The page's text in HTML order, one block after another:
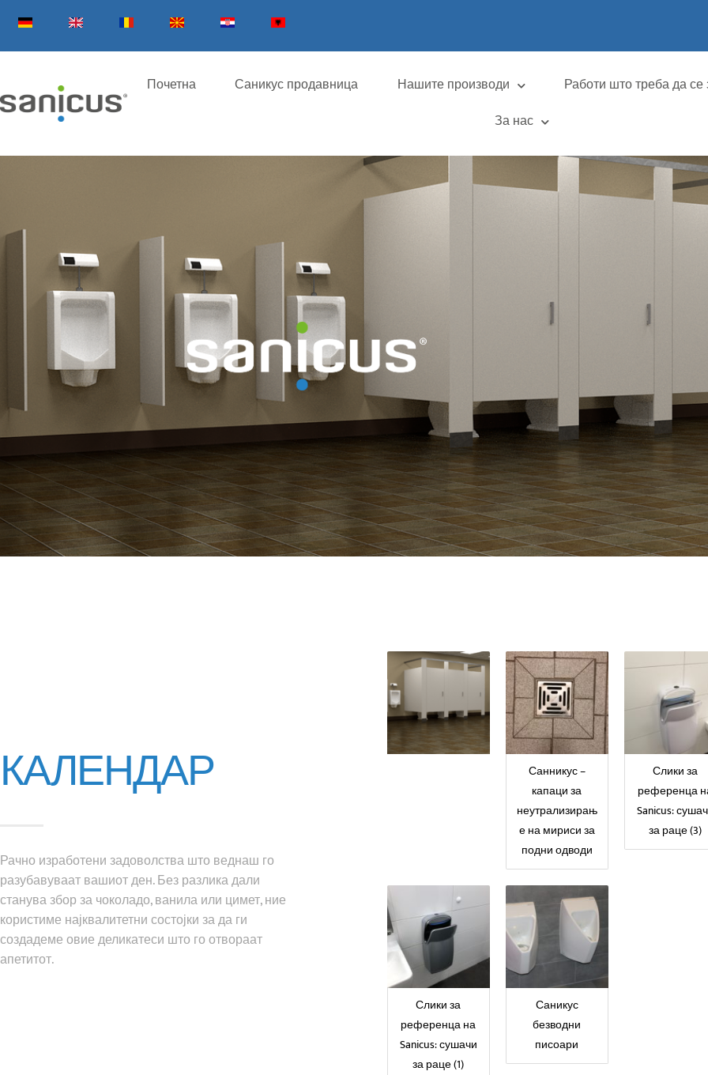
содржина
Почетна
Саникус продавница Нашите производи
Работи што треба да се
За нас
КАЛЕНДАР
Рачно изработени задоволства што веднаш го
разубавуваат вашиот ден. Без разлика дали
станува збор за чоколадо, ванила или цимет, ние
користиме најквалитетни состојки за да ги
создадеме овие деликатеси што го отвораат
апетитот.
Санникус –
капаци за
неутрализирањ
е на мириси за
подни одводи
Слики за
референца
Sanicus:
за раце (3)
Слики за
референца на
Sanicus: сушачи
за раце (1)
Саникус
безводни
писоари